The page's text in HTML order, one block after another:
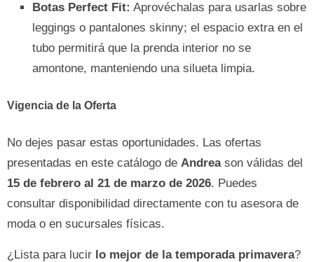
Botas Perfect Fit: Aprovéchalas para usarlas sobre
leggings o pantalones skinny; el espacio extra en el
tubo permitirá que la prenda interior no se
amontone, manteniendo una silueta limpia.
Vigencia de la Oferta
No dejes pasar estas oportunidades. Las ofertas
presentadas en este catálogo de Andreason válidas del
15 de febrero al 21 de marzo de 2026. Puedes
consultar disponibilidad directamente con tu asesora de
moda o en sucursales físicas.
¿Lista para lucir lo mejor de la temporada primavera?